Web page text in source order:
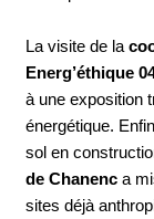
La visite de la
Energ’éthique
à une exposition
énergétique.
sol en
de Chanenca
sites déjà